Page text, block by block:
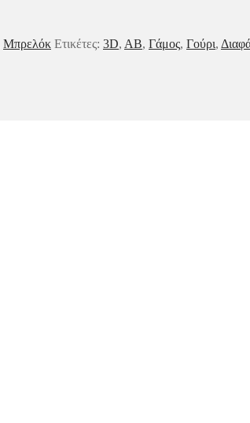
Μπρελόκ Ετικέτες: 3D, AB, Γάμος, Γούρι,